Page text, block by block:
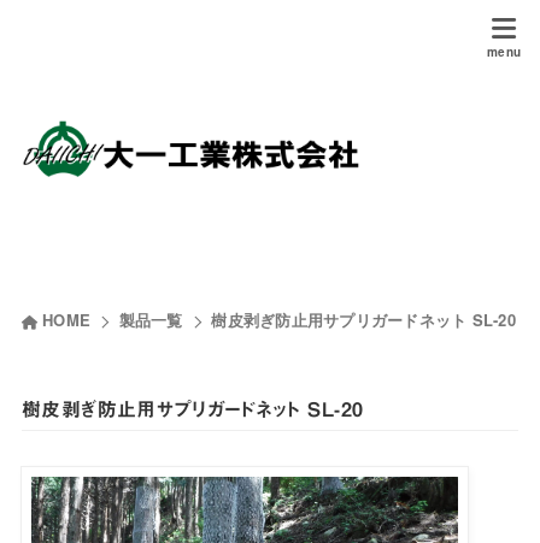
HOME 製品一覧 樹皮剥ぎ防止用サプリガードネット SL-20
樹皮剥ぎ防止用サプリガードネット SL-20